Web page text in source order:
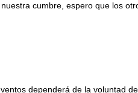
cumbre, espero que los
dependerá de la voluntad